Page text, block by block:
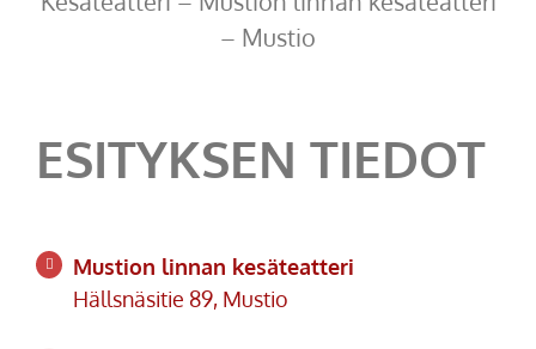
– Mustio
ESITYKSEN TIEDOT
Mustion linnan kesäteatteri
Hällsnäsitie 89, Mustio